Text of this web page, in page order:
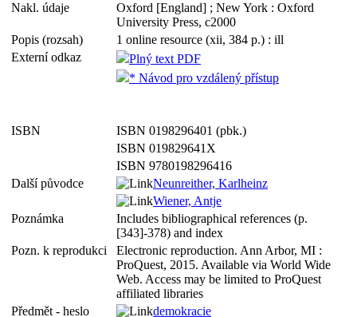
Nakl. údaje
Oxford [England] ; New York : Oxford
University Press, c2000
Popis (rozsah)
1 online resource (xii, 384 p.) : ill
Externí odkaz
Plný text PDF
* Návod pro vzdálený přístup
ISBN
ISBN 0198296401 (pbk.)
ISBN 019829641X
ISBN 9780198296416
Další původce
Neunreither, Karlheinz
Wiener, Antje
Poznámka
Includes bibliographical references (p.
[343]-378) and index
Pozn. k reprodukci
Electronic reproduction. Ann Arbor, MI :
ProQuest, 2015. Available via World Wide
Web. Access may be limited to ProQuest
affiliated libraries
Předmět - heslo
demokracie